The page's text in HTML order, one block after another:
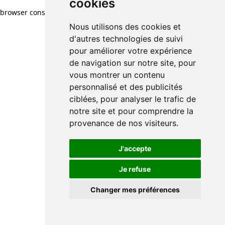
cookies
Nous utilisons des cookies et
d'autres technologies de suivi
pour améliorer votre expérience
de navigation sur notre site, pour
vous montrer un contenu
personnalisé et des publicités
ciblées, pour analyser le trafic de
notre site et pour comprendre la
provenance de nos visiteurs.
J'accepte
Je refuse
Changer mes préférences
browser console for more information)